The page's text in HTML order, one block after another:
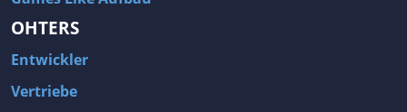
OHTERS
Entwickler
Vertriebe